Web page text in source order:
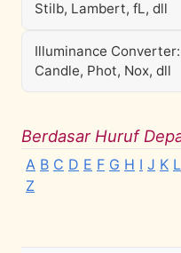
Stilb, Lambert, fL, dll
Illuminance
Candle, Phot, Nox, dll
Berdasar Huruf
A B C D E F G H I J K L
Z